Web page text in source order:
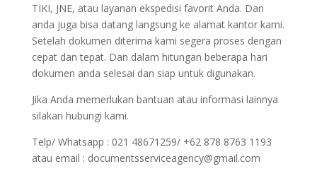
TIKI, JNE, atau layanan ekspedisi favorit Anda. Dan
anda juga bisa datang langsung ke alamat kantor kami.
Setelah dokumen diterima kami segera proses dengan
cepat dan tepat. Dan dalam hitungan beberapa hari
dokumen anda selesai dan siap untuk digunakan.
Jika Anda memerlukan bantuan atau informasi lainnya
silakan hubungi kami.
Telp/ Whatsapp : 021 48671259/ +62 878 8763 1193
atau email : documentsserviceagency@gmail.com